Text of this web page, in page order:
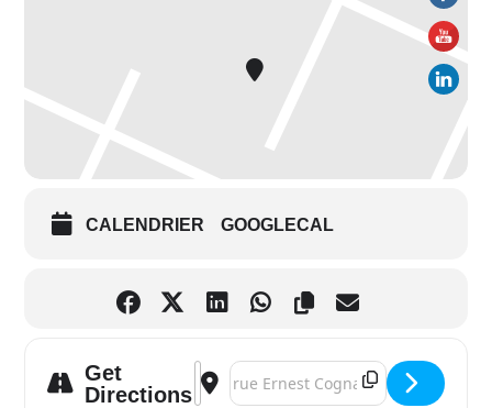
CALENDRIER GOOGLECAL
Get
Directions
Address - Mondeville (14) – Ciné-
Destination Address - Mondeville